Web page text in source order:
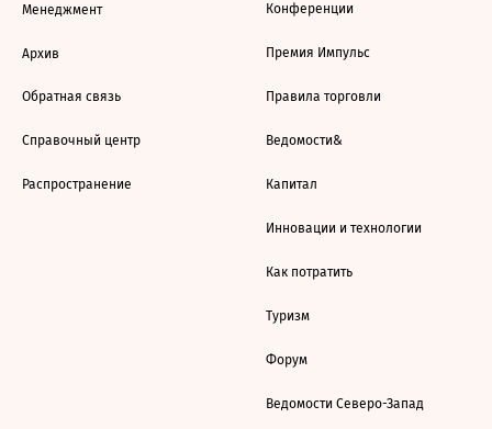
Менеджмент
Архив
Обратная связь
Справочный центр
Распространение
Конференции
Премия Импульс
Правила торговли
Ведомости&
Капитал
Инновации и технологии
Как потратить
Туризм
Форум
Ведомости Северо-Запад